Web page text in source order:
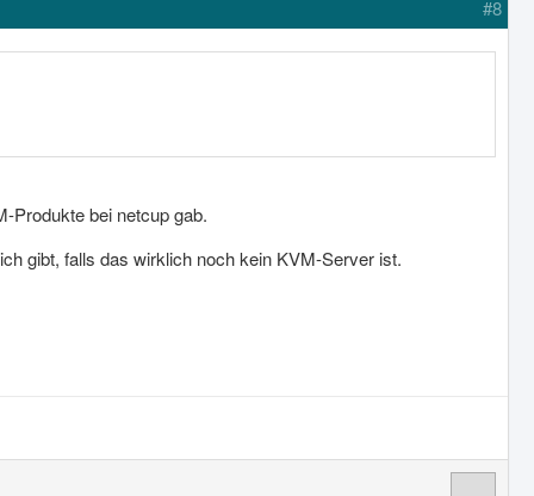
#8
Produkte bei netcup gab.
gibt, falls das wirklich noch kein KVM-Server ist.